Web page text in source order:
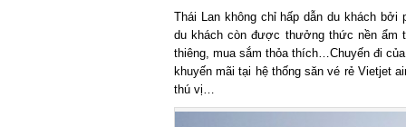
Thái Lan không chỉ hấp dẫn du khách bởi
du khách còn được thưởng thức nền ẩm
thiêng, mua sắm thỏa thích…Chuyến đi
khuyến mãi tại hệ thống săn vé rẻ Vietjet
thú vị…